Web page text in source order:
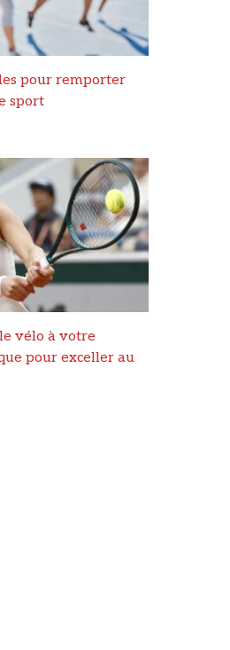
pour remporter
sport
vélo à votre
pour exceller au